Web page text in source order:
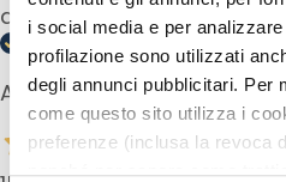
i social media e per
profilazione sono utilizzati
degli annunci pubblicitari. Per
come questo sito utilizza i
preferenze (inclusa la revoca
nonché per sapere come
t
i
v
i
i
n
d'acqua la mia pelle e
Acquirente verificato